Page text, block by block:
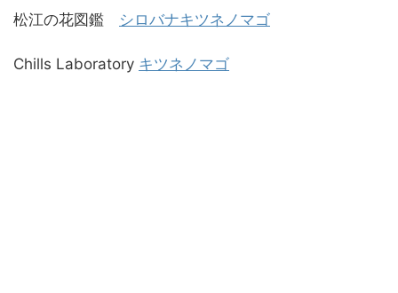
松江の花図鑑 シロバナキツネノマゴ
Chills Laboratory キツネノマゴ